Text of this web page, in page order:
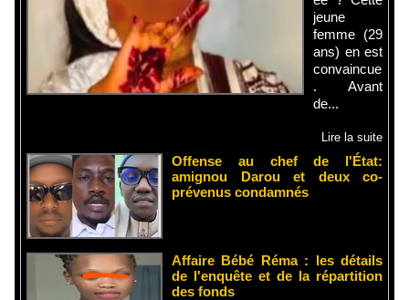
jeune
femme (29
ans) en est
convaincue
. Avant
de...
Lire la suite
Offense au chef de l'État:
amignou Darou et deux co-
prévenus condamnés
Affaire Bébé Réma : les détails
de l'enquête et de la répartition
des fonds